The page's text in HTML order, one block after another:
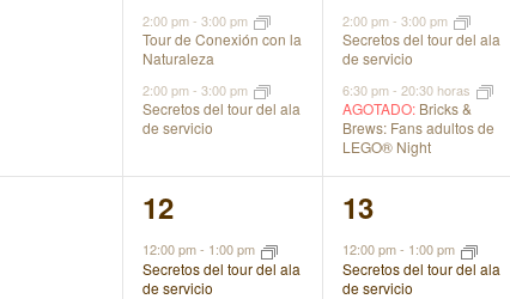
2:00 pm- 3:00 pm
Tour de Conexión con la
Naturaleza
2:00 pm- 3:00 pm
Secretos del tour del ala
de servicio
2:00 pm-3:00 pm
Secretos del tour del ala
de servicio
6:30 pm-20:30 horas
AGOTADO: Bricks &
Brews: Fans adultos de
LEGO® Night
3
eventos,
12
12:00 pm- 1:00 pm
Secretos del tour del ala
de servicio
2
eventos,
13
12:00 pm- 1:00 pm
Secretos del tour del ala
de servicio